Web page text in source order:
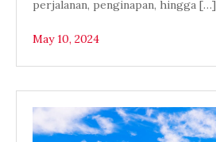
perjalanan, penginapan, hingga […]
May 10, 2024